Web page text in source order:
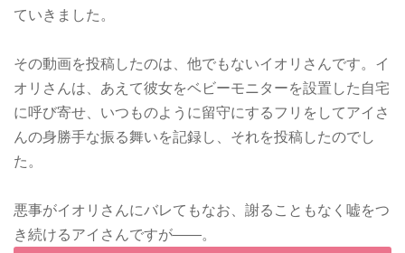
ていきました。
その動画を投稿したのは、他でもないイオリさんです。イ
オリさんは、あえて彼女をベビーモニターを設置した自宅
に呼び寄せ、いつものように留守にするフリをしてアイさ
んの身勝手な振る舞いを記録し、それを投稿したのでし
た。
悪事がイオリさんにバレてもなお、謝ることもなく嘘をつ
き続けるアイさんですが——。